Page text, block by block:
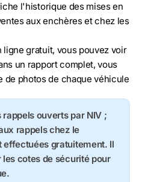
l'historique des mises en
aux enchères et chez les
ligne gratuit, vous pouvez voir
un rapport complet, vous
de photos de chaque véhicule
ouverts par NIV ;
rappels chez le
effectuées gratuitement. Il
cotes de sécurité pour